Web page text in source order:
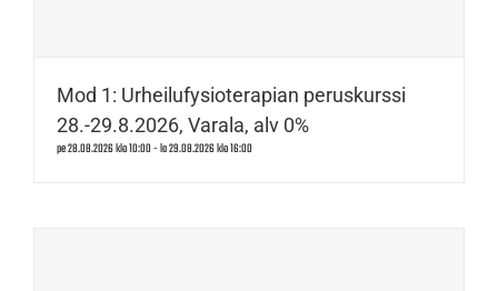
Mod 1: Urheilufysioterapian peruskurssi
28.-29.8.2026, Varala, alv 0%
pe 28.08.2026 klo 10:00-la 29.08.2026 klo 16:00